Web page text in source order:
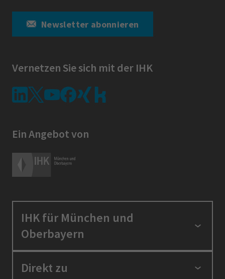
Newsletter abonnieren
Vernetzen Sie sich mit der IHK
Ein Angebot von
IHK für München und
Oberbayern
Standortpolitik
Direkt zu